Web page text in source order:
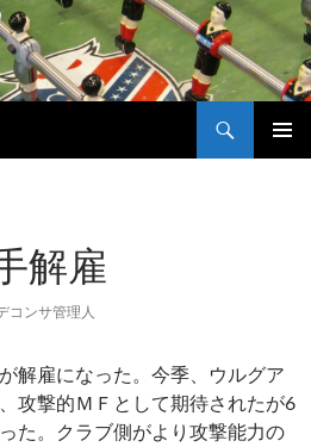
解雇
コンサ管理人
解雇になった。今季、ウルグア
攻撃的ＭＦとして期待されたが6
た。クラブ側がより攻撃能力の